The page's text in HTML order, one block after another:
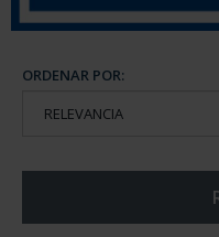
ORDENAR POR: